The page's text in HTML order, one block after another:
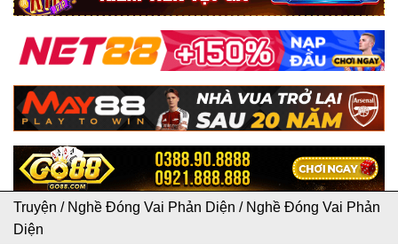
Truyện / Nghề Đóng Vai Phản Diện / Nghề Đóng Vai Phản
Diện